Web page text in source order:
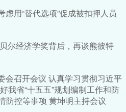
用“替代选项”促成被扣押人员
尔经济学奖背后，再谈熊彼特
会召开会议 认真学习贯彻习近平
我省“十五五”规划编制工作和防
防控等事项 黄坤明主持会议